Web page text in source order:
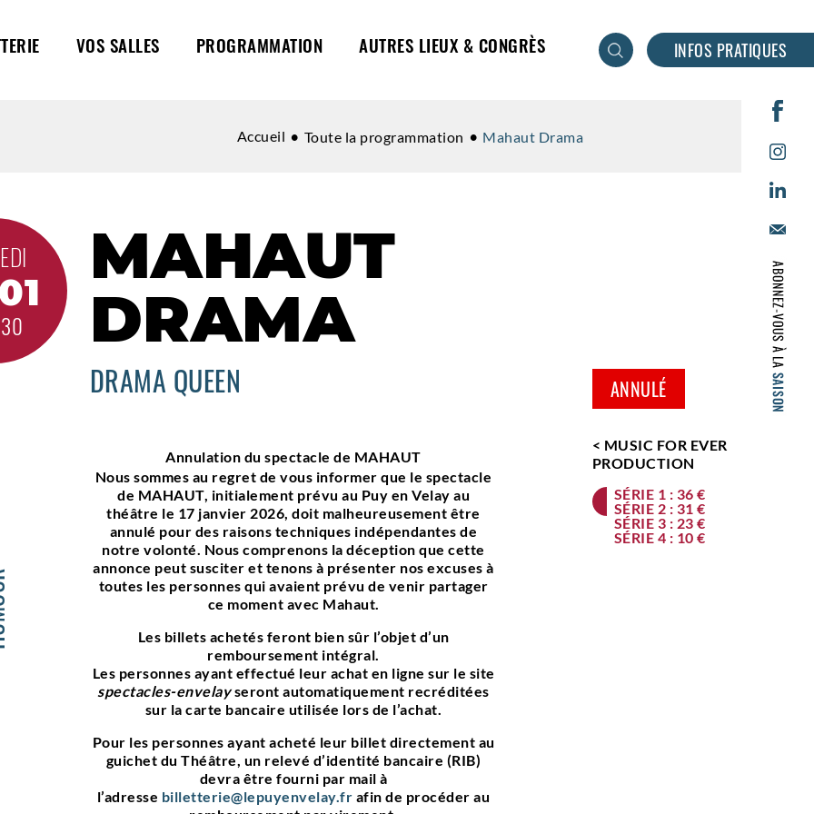
VOS SALLES PROGRAMMATION AUTRES LIEUX & CONGRÈS INFOS PRATIQUES
Accueil Toute la programmation Mahaut Drama
MAHAUT
DRAMA
DRAMA QUEEN
Annulation du spectacle de MAHAUT
Nous sommes au regret de vous informer que le spectacle
de MAHAUT, initialement prévu au Puy en Velay au
théâtre le 17 janvier 2026, doit malheureusement être
annulé pour des raisons techniques indépendantes de
notre volonté. Nous comprenons la déception que cette
annonce peut susciter et tenons à présenter nos excuses à
toutes les personnes qui avaient prévu de venir partager
ce moment avec Mahaut.
Les billets achetés feront bien sûr l’objet d’un
remboursement intégral.
Les personnes ayant effectué leur achat en ligne sur le site
spectacles-envelayseront automatiquement recréditées
sur la carte bancaire utilisée lors de l’achat.
Pour les personnes ayant acheté leur billet directement au
guichet du Théâtre, un relevé d’identité bancaire (RIB)
devra être fourni par mail à
l’adresse billetterie@lepuyenvelay.fr afin de procéder au
ANNULÉ
< MUSIC FOR EVER
PRODUCTION
SÉRIE 1 : 36 €
SÉRIE 2 : 31 €
SÉRIE 3 : 23 €
SÉRIE 4 : 10 €